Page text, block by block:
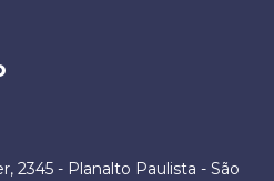
2345 - Planalto Paulista - São